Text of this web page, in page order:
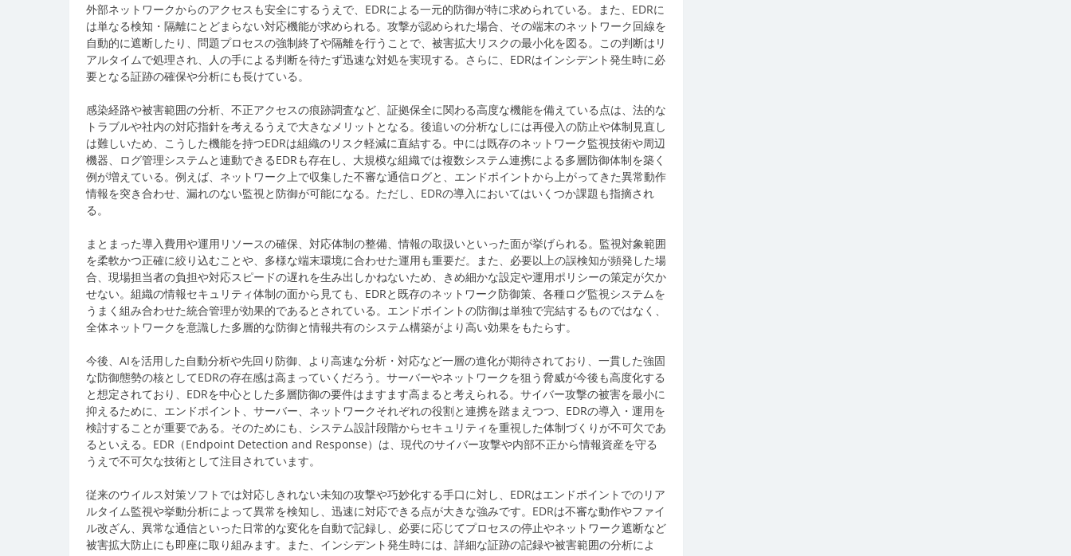
外部ネットワークからのアクセスも安全にするうえで、EDRによる一元的防御が特に求められている。また、EDRに
は単なる検知・隔離にとどまらない対応機能が求められる。攻撃が認められた場合、その端末のネットワーク回線を
自動的に遮断したり、問題プロセスの強制終了や隔離を行うことで、被害拡大リスクの最小化を図る。この判断はリ
アルタイムで処理され、人の手による判断を待たず迅速な対処を実現する。さらに、EDRはインシデント発生時に必
要となる証跡の確保や分析にも長けている。
感染経路や被害範囲の分析、不正アクセスの痕跡調査など、証拠保全に関わる高度な機能を備えている点は、法的な
トラブルや社内の対応指針を考えるうえで大きなメリットとなる。後追いの分析なしには再侵入の防止や体制見直し
は難しいため、こうした機能を持つEDRは組織のリスク軽減に直結する。中には既存のネットワーク監視技術や周辺
機器、ログ管理システムと連動できるEDRも存在し、大規模な組織では複数システム連携による多層防御体制を築く
例が増えている。例えば、ネットワーク上で収集した不審な通信ログと、エンドポイントから上がってきた異常動作
情報を突き合わせ、漏れのない監視と防御が可能になる。ただし、EDRの導入においてはいくつか課題も指摘され
る。
まとまった導入費用や運用リソースの確保、対応体制の整備、情報の取扱いといった面が挙げられる。監視対象範囲
を柔軟かつ正確に絞り込むことや、多様な端末環境に合わせた運用も重要だ。また、必要以上の誤検知が頻発した場
合、現場担当者の負担や対応スピードの遅れを生み出しかねないため、きめ細かな設定や運用ポリシーの策定が欠か
せない。組織の情報セキュリティ体制の面から見ても、EDRと既存のネットワーク防御策、各種ログ監視システムを
うまく組み合わせた統合管理が効果的であるとされている。エンドポイントの防御は単独で完結するものではなく、
全体ネットワークを意識した多層的な防御と情報共有のシステム構築がより高い効果をもたらす。
今後、AIを活用した自動分析や先回り防御、より高速な分析・対応など一層の進化が期待されており、一貫した強固
な防御態勢の核としてEDRの存在感は高まっていくだろう。サーバーやネットワークを狙う脅威が今後も高度化する
と想定されており、EDRを中心とした多層防御の要件はますます高まると考えられる。サイバー攻撃の被害を最小に
抑えるために、エンドポイント、サーバー、ネットワークそれぞれの役割と連携を踏まえつつ、EDRの導入・運用を
検討することが重要である。そのためにも、システム設計段階からセキュリティを重視した体制づくりが不可欠であ
るといえる。EDR（Endpoint Detection and Response）は、現代のサイバー攻撃や内部不正から情報資産を守る
うえで不可欠な技術として注目されています。
従来のウイルス対策ソフトでは対応しきれない未知の攻撃や巧妙化する手口に対し、EDRはエンドポイントでのリア
ルタイム監視や挙動分析によって異常を検知し、迅速に対応できる点が大きな強みです。EDRは不審な動作やファイ
ル改ざん、異常な通信といった日常的な変化を自動で記録し、必要に応じてプロセスの停止やネットワーク遮断など
被害拡大防止にも即座に取り組みます。また、インシデント発生時には、詳細な証跡の記録や被害範囲の分析によ